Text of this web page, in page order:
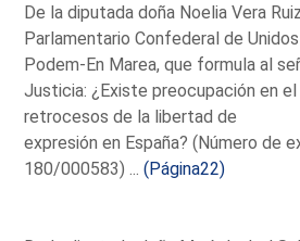
De la diputada doña Noelia Vera
Parlamentario Confederal de
Podem-En Marea, que formula al
Justicia: ¿Existe preocupación en
retrocesos de la libertad de
expresión en España? (Número de
180/000583) ...(Página22)